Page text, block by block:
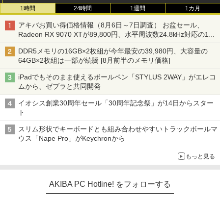
1時間 24時間 1週間 1カ月
アキバお買い得価格情報（8月6日～7日調査） お盆セール、
Radeon RX 9070 XTが89,800円、水平周波数24.8kHz対応の17
型モニターが9,801円、暑さ指数連動セール ほか
DDR5メモリの16GB×2枚組が今年最安の39,980円、大容量の
64GB×2枚組は一部が続騰 [8月前半のメモリ価格]
iPadでもそのまま使えるボールペン「STYLUS 2WAY」がエレコ
ムから、ゼブラと共同開発
イオシス創業30周年セール「30周年記念祭」が14日からスター
ト
スリム形状でキーボードとも組み合わせやすいトラックボールマ
ウス「Nape Pro」がKeychronから
もっと見る
AKIBA PC Hotline! をフォローする